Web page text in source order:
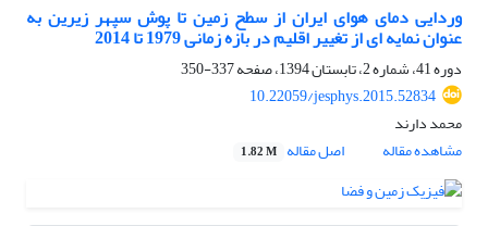
وردایی دمای هوای ایران از سطح زمین تا پوش سپهر زیرین به
عنوان نمایه ای از تغییر اقلیم در بازه زمانی 1979 تا 2014
دوره 41، شماره 2، تابستان 1394، صفحه
337-350
10.22059/jesphys.2015.52834
محمد دارند
مشاهده مقاله
اصل مقاله 1.82 M